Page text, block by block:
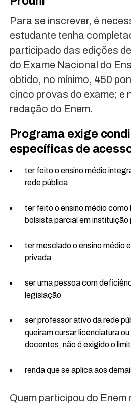
Para se inscrever, é
estudante tenha
participado das edições
do Exame Nacional do
obtido, no mínimo, 450
cinco provas do exame; e
redação do Enem.
Programa exige
específicas de
ter feito o ensino médio
rede pública
ter feito o ensino médio
bolsista parcial em instituição
ter mesclado o ensino médio
privada
ser uma pessoa com
legislação
ser professor ativo da rede
queiram cursar licenciatura
docentes, não é exigido o
renda que se aplica aos
Quem participou do Enem